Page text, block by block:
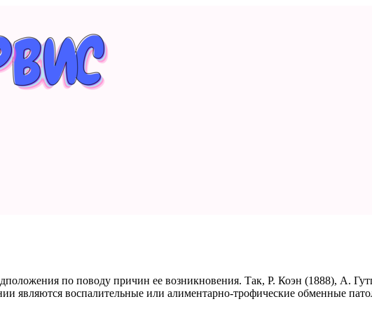
по поводу причин ее возникновения. Так, Р. Коэн (1888), А.
являются воспалительные или алиментарно-трофические обменные